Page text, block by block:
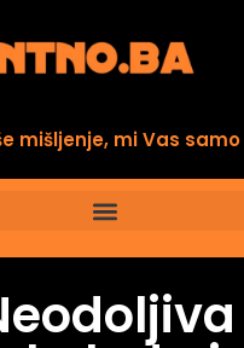
mišljenje, mi Vas samo